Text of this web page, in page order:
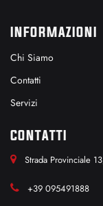
INFORMAZIONI
Chi Siamo
Contatti
Servizi
CONTATTI
Strada Provinciale
+39 095491888